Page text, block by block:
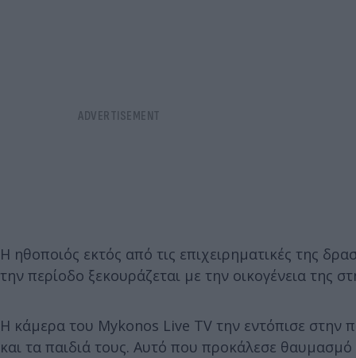
Η ηθοποιός εκτός από τις επιχειρηματικές της
την περίοδο ξεκουράζεται με την οικογένεια της
Η κάμερα του Mykonos Live TV την εντόπισε στην
και τα παιδιά τους. Αυτό που προκάλεσε